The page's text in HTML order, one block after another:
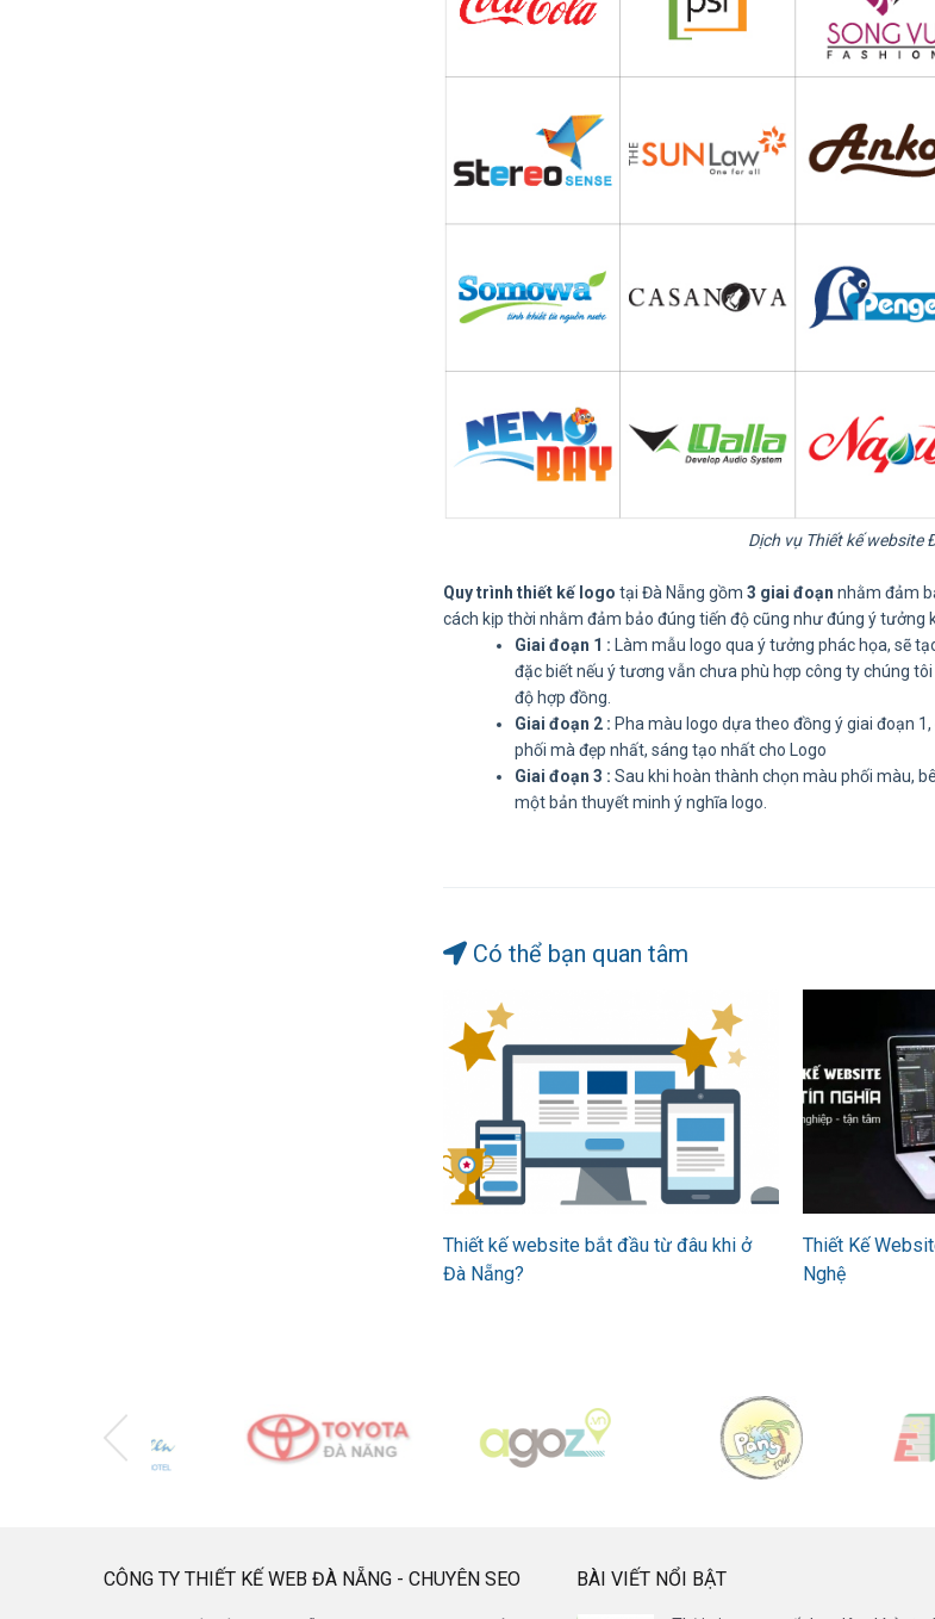
Dịch vụ Thiết kế website
Quy trình thiết kế logo tại Đà Nẵng gồm 3 giai đoạn nhằm đảm
cách kịp thời nhằm đảm bảo đúng tiến độ cũng như đúng ý tưởng
Giai đoạn 1 :
Làm mẫu logo qua ý tưởng phác họa, sẽ
đặc biết nếu ý tương vẫn chưa phù hợp công ty chúng
độ hợp đồng.
Giai đoạn 2 : Pha màu logo dựa theo đồng ý giai đoạn
phối mà đẹp nhất, sáng tạo nhất cho Logo
Giai đoạn 3 : Sau khi hoàn thành chọn màu phối màu,
một bản thuyết minh ý nghĩa logo.
Có thể bạn quan tâm
Thiết kế website bắt đầu từ đâu khi ở
Đà Nẵng?
Thiết Kế
Nghệ
CÔNG TY THIẾT KẾ WEB ĐÀ NẴNG - CHUYÊN SEO BÀI VIẾT NỔI BẬT